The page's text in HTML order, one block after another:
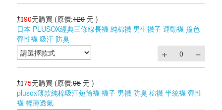
加90元購買 (原價:120 元 )
日本 PLUSOX經典三條線長襪 純棉襪 男生襪子 運動襪 撞色
彈性襪 吸汗 防臭
加75元購買 (原價:95 元 )
plusox薄款純棉吸汗短筒襪 襪子 男襪 防臭 棉襪 半統襪 彈性
襪 輕薄透氣